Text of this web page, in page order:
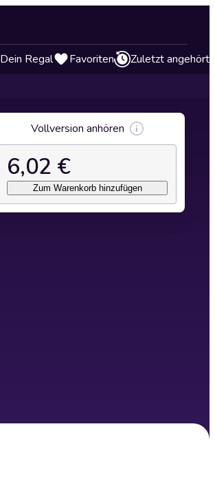
Dein Regal Favoriten Zuletzt angehört
Vollversion anhören
6,02 €
Zum Warenkorb hinzufügen